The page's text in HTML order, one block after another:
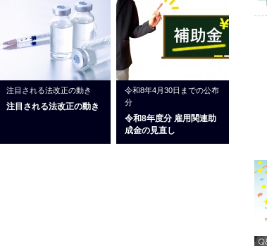
注目される法改正の動き
注目される法改正の動き
令和8年4月30日までの公布
分
令和8年度分 雇用関連助
成金の見直し